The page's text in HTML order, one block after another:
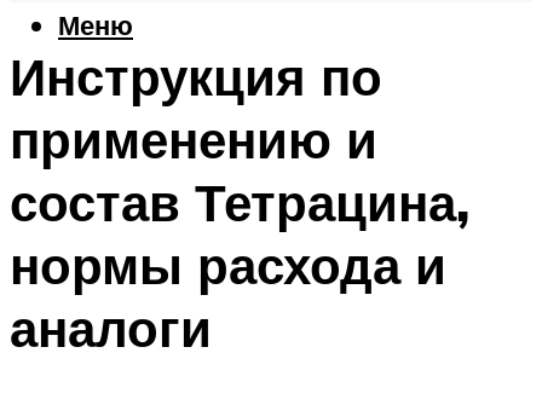
Меню
Инструкция по
применению и
состав Тетрацина,
нормы расхода и
аналоги